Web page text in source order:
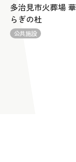
多治見市火葬場
らぎの杜
公共施設